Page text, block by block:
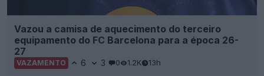
Vazou a camisa de aquecimento do terceiro
equipamento do FC Barcelona para a época 26-
27
VAZAMENTO 6 3 0 1.2K 13h